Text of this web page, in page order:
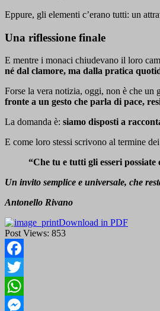
Eppure, gli elementi c’erano tutti: un
Una riflessione finale
E mentre i monaci chiudevano il loro
né dal clamore, ma dalla pratica
Forse la vera notizia, oggi, non è che
fronte a un gesto che parla di pace,
La domanda è: siamo disposti a
E come loro stessi scrivono al termine
“Che tu e tutti gli esseri possiate
Un invito semplice e universale, che
Antonello Rivano
Download in PDF
Post Views: 853
Facebook
Twitter
WhatsApp